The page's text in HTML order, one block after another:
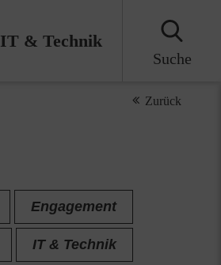
IT & Technik
Suche
Zurück
Engagement
IT & Technik